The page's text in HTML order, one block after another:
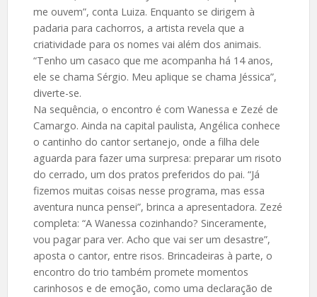
me ouvem”, conta Luiza. Enquanto se dirigem à
padaria para cachorros, a artista revela que a
criatividade para os nomes vai além dos animais.
“Tenho um casaco que me acompanha há 14 anos,
ele se chama Sérgio. Meu aplique se chama Jéssica”,
diverte-se.
Na sequência, o encontro é com Wanessa e Zezé de
Camargo. Ainda na capital paulista, Angélica conhece
o cantinho do cantor sertanejo, onde a filha dele
aguarda para fazer uma surpresa: preparar um risoto
do cerrado, um dos pratos preferidos do pai. “Já
fizemos muitas coisas nesse programa, mas essa
aventura nunca pensei”, brinca a apresentadora. Zezé
completa: “A Wanessa cozinhando? Sinceramente,
vou pagar para ver. Acho que vai ser um desastre”,
aposta o cantor, entre risos. Brincadeiras à parte, o
encontro do trio também promete momentos
carinhosos e de emoção, como uma declaração de